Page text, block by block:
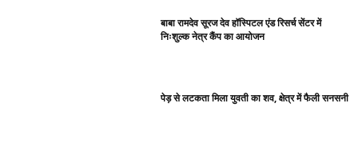
बाबा रामदेव सूरज देव हॉस्पिटल एंड रिसर्च सेंटर में
निःशुल्क नेत्र कैंप का आयोजन
पेड़ से लटकता मिला युवती का शव, क्षेत्र में फैली सनसनी